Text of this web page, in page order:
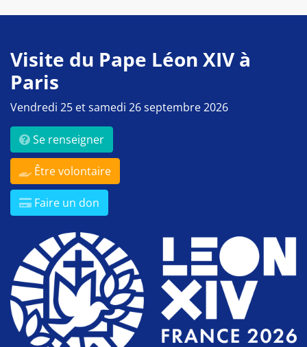
Visite du Pape Léon XIV à
Paris
Vendredi 25 et samedi 26 septembre 2026
Se renseigner
Être volontaire
Faire un don